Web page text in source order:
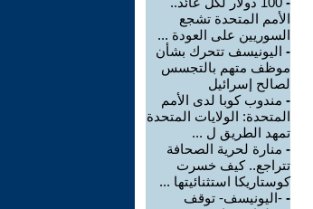
الأمم المتحدة تشجع
السوريين على العودة ...
- اليونيسف تتحرك بشأن
موظف متهم بالتجسس
لصالح إسرائيل
- مندوب كوبا لدى الأمم
المتحدة: الولايات المتحدة
تمهد الطريق ل ...
- منارة لحرية الصحافة
تتراجع.. كيف خسرت
كوستاريكا استثنائيتها ...
- -اليونيسف- توقف